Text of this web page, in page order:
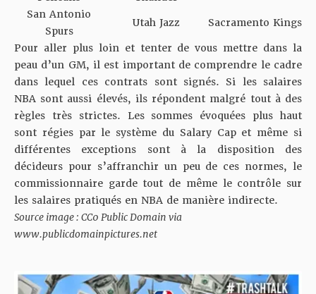
San Antonio
Spurs
Utah Jazz
Sacramento Kings
Pour aller plus loin et tenter de vous mettre dans la
peau d’un GM, il est important de comprendre le cadre
dans lequel ces contrats sont signés. Si les salaires
NBA sont aussi élevés, ils répondent malgré tout à des
règles très strictes. Les sommes évoquées plus haut
sont régies par le système du Salary Capet même si
différentes exceptions sont à la disposition des
décideurs pour s’affranchir un peu de ces normes, le
commissionnaire garde tout de même le contrôle sur
les salaires pratiqués en NBA de manière indirecte.
Source image : CC0 Public Domain via
www.publicdomainpictures.net